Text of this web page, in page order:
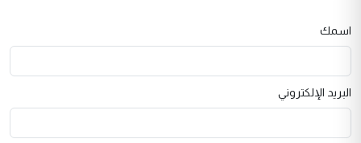
اسمك
البريد الإلكتروني